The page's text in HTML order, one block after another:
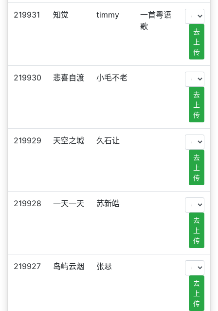
219931 知觉 timmy
一首粤语
歌
去
上
传
219930 悲喜自渡 小毛不老
去
上
传
219929 天空之城 久石让
去
上
传
219928 一天一天 苏新皓
去
上
传
219927 岛屿云烟 张悬
去
上
传